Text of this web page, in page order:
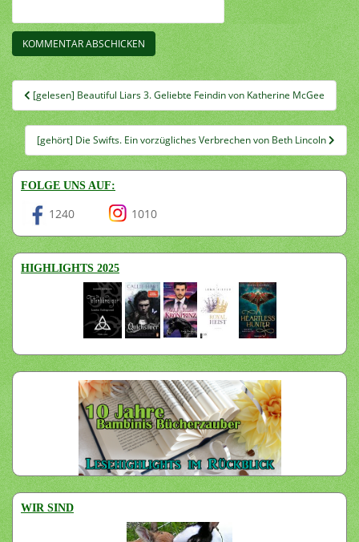
Beitragsnavigation
[gelesen] Beautiful Liars 3. Geliebte Feindin von Katherine McGee
[gehört] Die Swifts. Ein vorzügliches Verbrechen von Beth Lincoln
FOLGE UNS AUF:
1240 1010
HIGHLIGHTS 2025
WIR SIND